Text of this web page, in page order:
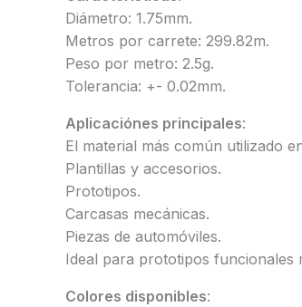
Diámetro: 1.75mm.
Metros por carrete: 299.82m.
Peso por metro: 2.5g.
Tolerancia: +- 0.02mm.
Aplicaciónes principales:
El material más común utilizado
Plantillas y accesorios.
Prototipos.
Carcasas mecánicas.
Piezas de automóviles.
Ideal para prototipos funcionales
Colores disponibles: